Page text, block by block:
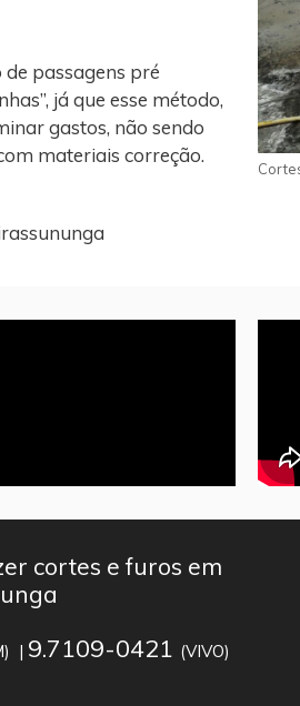
passagens pré
já que esse método,
gastos, não sendo
materiais correção.
cortes e furos em
| 9.7109-0421 (VIVO)